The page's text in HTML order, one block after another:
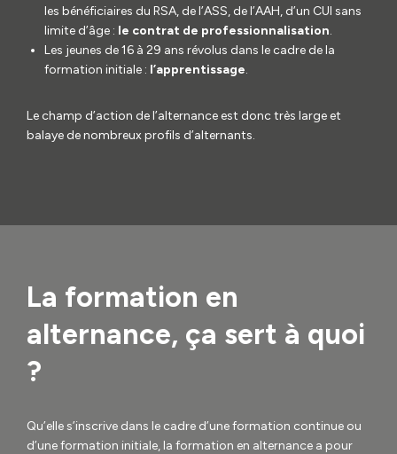
les bénéficiaires du RSA, de l’ASS, de l’AAH, d’un CUI sans
limite d’âge : le contrat de professionnalisation.
Les jeunes de 16 à 29 ans révolus dans le cadre de la
formation initiale : l’apprentissage.
Le champ d’action de l’alternance est donc très large et
balaye de nombreux profils d’alternants.
La formation en
alternance, ça sert à quoi
?
Qu’elle s’inscrive dans le cadre d’une formation continue ou
d’une formation initiale, la formation en alternance a pour